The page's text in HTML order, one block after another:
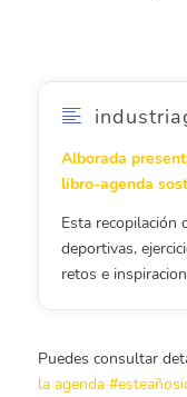
Alborada
libro-agenda
Esta recopilación
deportivas,
retos e
Puedes consultar
la agenda